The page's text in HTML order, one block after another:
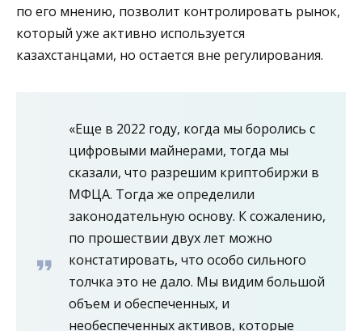
по его мнению, позволит контролировать рынок,
который уже активно используется
казахстанцами, но остается вне регулирования.
«Еще в 2022 году, когда мы боролись с
цифровыми майнерами, тогда мы
сказали, что разрешим криптобиржи в
МФЦА. Тогда же определили
законодательную основу. К сожалению,
по прошествии двух лет можно
констатировать, что особо сильного
толчка это не дало. Мы видим большой
объем и обеспеченных, и
необеспеченных активов, которые